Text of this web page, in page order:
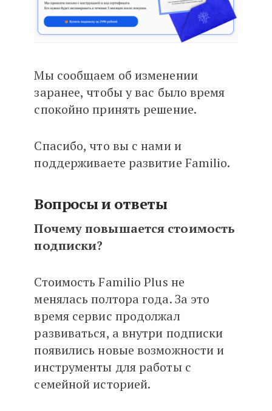
Мы сообщаем об изменении
заранее, чтобы у вас было время
спокойно принять решение.
Спасибо, что вы с нами и
поддерживаете развитие Familio.
Вопросы и ответы
Почему повышается стоимость
подписки?
Стоимость Familio Plus не
менялась полтора года. За это
время сервис продолжал
развиваться, а внутри подписки
появились новые возможности и
инструменты для работы с
семейной историей.